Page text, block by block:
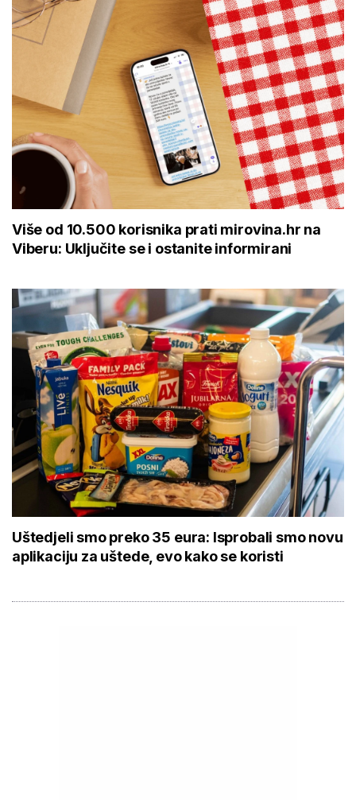
Više od 10.500 korisnika prati mirovina.hr na
Viberu: Uključite se i ostanite informirani
Uštedjeli smo preko 35 eura: Isprobali smo novu
aplikaciju za uštede, evo kako se koristi